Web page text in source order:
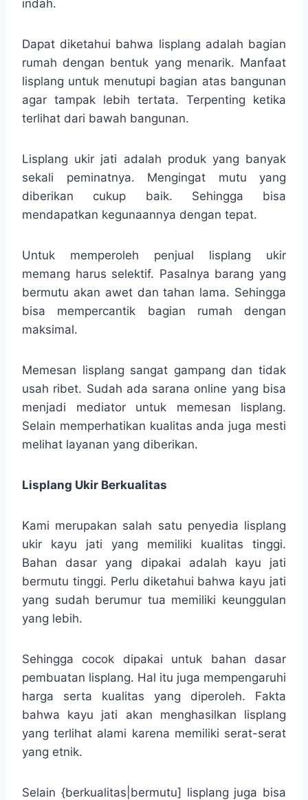
indah.
Dapat diketahui bahwa lisplang adalah bagian
rumah dengan bentuk yang menarik. Manfaat
lisplang untuk menutupi bagian atas bangunan
agar tampak lebih tertata. Terpenting ketika
terlihat dari bawah bangunan.
Lisplang ukir jati adalah produk yang banyak
sekali peminatnya. Mengingat mutu yang
diberikan cukup baik. Sehingga bisa
mendapatkan kegunaannya dengan tepat.
Untuk memperoleh penjual lisplang ukir
memang harus selektif. Pasalnya barang yang
bermutu akan awet dan tahan lama. Sehingga
bisa mempercantik bagian rumah dengan
maksimal.
Memesan lisplang sangat gampang dan tidak
usah ribet. Sudah ada sarana online yang bisa
menjadi mediator untuk memesan lisplang.
Selain memperhatikan kualitas anda juga mesti
melihat layanan yang diberikan.
Lisplang Ukir Berkualitas
Kami merupakan salah satu penyedia lisplang
ukir kayu jati yang memiliki kualitas tinggi.
Bahan dasar yang dipakai adalah kayu jati
bermutu tinggi. Perlu diketahui bahwa kayu jati
yang sudah berumur tua memiliki keunggulan
yang lebih.
Sehingga cocok dipakai untuk bahan dasar
pembuatan lisplang. Hal itu juga mempengaruhi
harga serta kualitas yang diperoleh. Fakta
bahwa kayu jati akan menghasilkan lisplang
yang terlihat alami karena memiliki serat-serat
yang etnik.
Selain {berkualitas|bermutu] lisplang juga bisa